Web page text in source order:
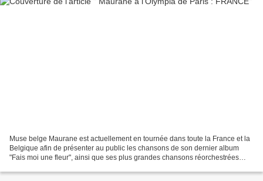
Muse belge Maurane est actuellement en tournée dans toute la France et la
Belgique afin de présenter au public les chansons de son dernier album
"Fais moi une fleur", ainsi que ses plus grandes chansons réorchestrées